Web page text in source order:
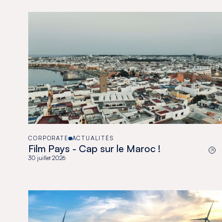
CORPORATE ACTUALITÉS
Film Pays - Cap sur le Maroc !
30 juillet 2026